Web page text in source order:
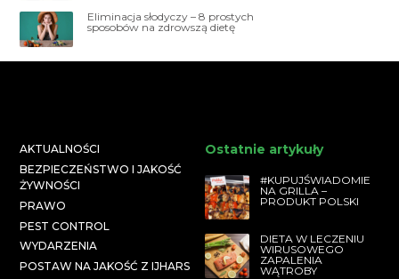
Eliminacja słodyczy – 8 prostych
sposobów na zdrowszą dietę
AKTUALNOŚCI
BEZPIECZEŃSTWO I JAKOŚĆ
ŻYWNOŚCI
PRAWO
PEST CONTROL
WYDARZENIA
POSTAW NA JAKOŚĆ Z IJHARS
Ostatnie artykuły
#KUPUJŚWIADOMIE
NA GRILLA –
PRODUKT POLSKI
DIETA W LECZENIU
WIRUSOWEGO
ZAPALENIA
WĄTROBY